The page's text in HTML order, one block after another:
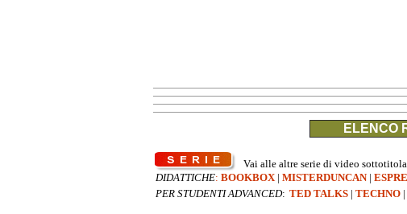
ELENCO
Vai alle altre serie di video
DIDATTICHE: BOOKBOX | MISTERDUNCAN |
PER STUDENTI ADVANCED: TED TALKS | TECHNO |